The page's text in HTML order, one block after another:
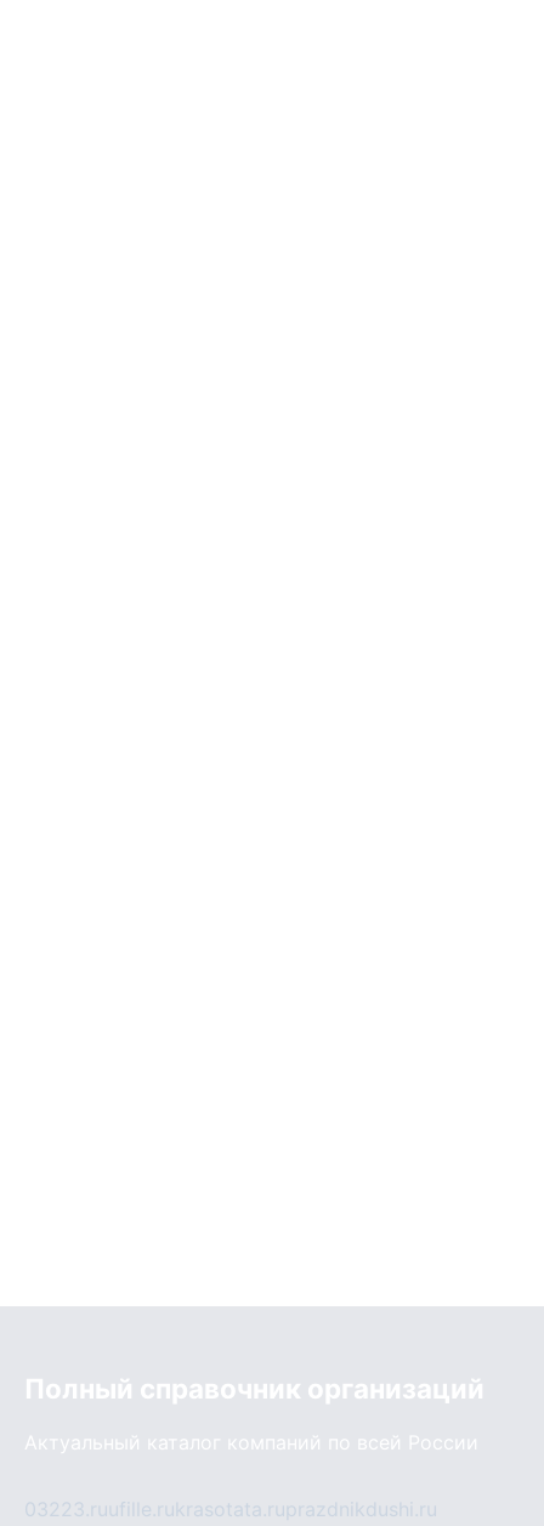
Полный справочник организаций
Актуальный каталог компаний по всей России
03223.ruufille.rukrasotata.ruprazdnikdushi.ru